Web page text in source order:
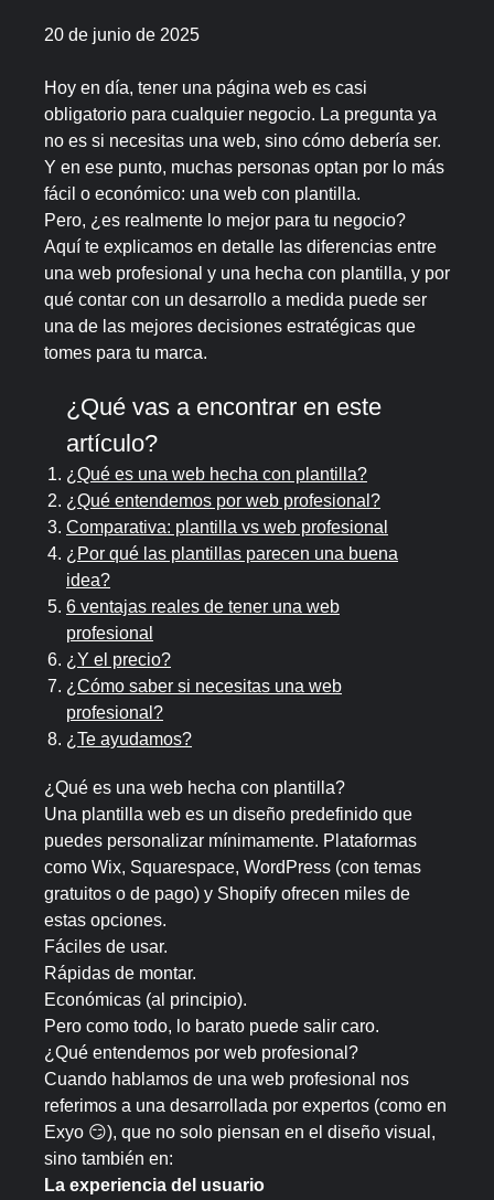
20 de junio de 2025
Hoy en día, tener una página web es casi
obligatorio para cualquier negocio. La pregunta ya
no es si necesitas una web, sino cómo debería ser.
Y en ese punto, muchas personas optan por lo más
fácil o económico: una web con plantilla.
Pero, ¿es realmente lo mejor para tu negocio?
Aquí te explicamos en detalle las diferencias entre
una web profesional y una hecha con plantilla, y por
qué contar con un desarrollo a medida puede ser
una de las mejores decisiones estratégicas que
tomes para tu marca.
¿Qué vas a encontrar en este
artículo?
¿Qué es una web hecha con plantilla?
¿Qué entendemos por web profesional?
Comparativa: plantilla vs web profesional
¿Por qué las plantillas parecen una buena
idea?
6 ventajas reales de tener una web
profesional
¿Y el precio?
¿Cómo saber si necesitas una web
profesional?
¿Te ayudamos?
¿Qué es una web hecha con plantilla?
Una plantilla web es un diseño predefinido que
puedes personalizar mínimamente. Plataformas
como Wix, Squarespace, WordPress (con temas
gratuitos o de pago) y Shopify ofrecen miles de
estas opciones.
Fáciles de usar.
Rápidas de montar.
Económicas (al principio).
Pero como todo, lo barato puede salir caro.
¿Qué entendemos por web profesional?
Cuando hablamos de una web profesional nos
referimos a una desarrollada por expertos (como en
Exyo 😏), que no solo piensan en el diseño visual,
sino también en:
La experiencia del usuario